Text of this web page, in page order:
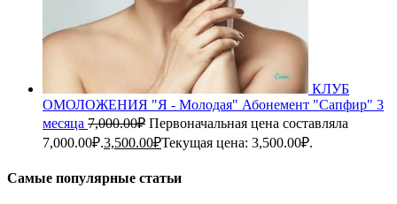
КЛУБ
ОМОЛОЖЕНИЯ "Я - Молодая" Абонемент "Сапфир" 3
месяца 7,000.00₽ Первоначальная цена составляла
7,000.00₽.3,500.00₽Текущая цена: 3,500.00₽.
Самые популярные статьи